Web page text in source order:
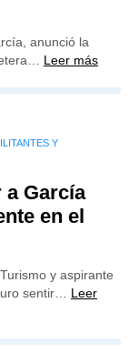
anunció la
Leer más
Y
García
en el
y aspirante
sentir… Leer